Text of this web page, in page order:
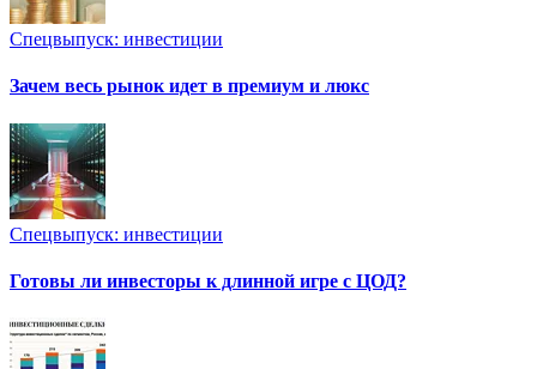
Спецвыпуск: инвестиции
Зачем весь рынок идет в премиум и люкс
Спецвыпуск: инвестиции
Готовы ли инвесторы к длинной игре с ЦОД?